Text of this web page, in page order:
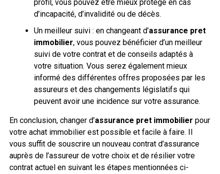
profil, vous pouvez être mieux protégé en cas
d’incapacité, d’invalidité ou de décès.
Un meilleur suivi : en changeant d’assurance pret
immobilier, vous pouvez bénéficier d’un meilleur
suivi de votre contrat et de conseils adaptés à
votre situation. Vous serez également mieux
informé des différentes offres proposées par les
assureurs et des changements législatifs qui
peuvent avoir une incidence sur votre assurance.
En conclusion, changer d’assurance pret immobilier pour
votre achat immobilier est possible et facile à faire. Il
vous suffit de souscrire un nouveau contrat d’assurance
auprès de l’assureur de votre choix et de résilier votre
contrat actuel en suivant les étapes mentionnées ci-